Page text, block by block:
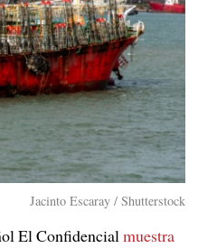
Jacinto Escaray / Shutterstock
El Confidencialmuestra